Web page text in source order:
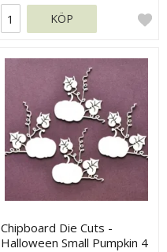
KÖP
Chipboard Die Cuts -
Halloween Small Pumpkin 4